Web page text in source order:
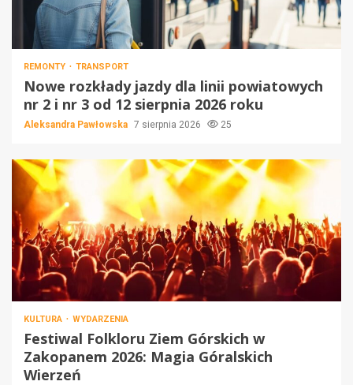
REMONTY TRANSPORT
Nowe rozkłady jazdy dla linii powiatowych
nr 2 i nr 3 od 12 sierpnia 2026 roku
Aleksandra Pawłowska 7 sierpnia 2026 25
KULTURA WYDARZENIA
Festiwal Folkloru Ziem Górskich w
Zakopanem 2026: Magia Góralskich
Wierzeń